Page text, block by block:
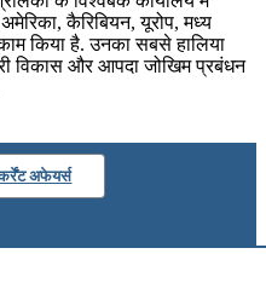
कैरिबियन, यूरोप, मध्य
काम किया है. उनका सबसे हालिया
विकास और आपदा जोखिम प्रबंधन
अफेयर्स